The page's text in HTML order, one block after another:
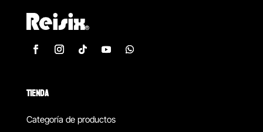
TIENDA
Categoría de productos